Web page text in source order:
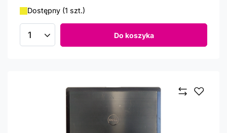
Dostępny (1 szt.)
Ilość produktów Do koszyka